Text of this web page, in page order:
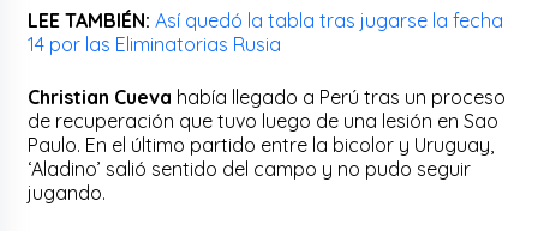
LEE TAMBIÉN: Así quedó la tabla tras jugarse la fecha
14 por las Eliminatorias Rusia
Christian Cueva había llegado a Perú tras un proceso
de recuperación que tuvo luego de una lesión en Sao
Paulo. En el último partido entre la bicolor y Uruguay,
‘Aladino’ salió sentido del campo y no pudo seguir
jugando.